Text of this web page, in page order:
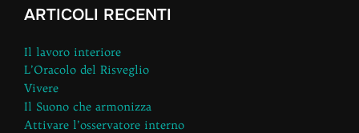
ARTICOLI RECENTI
Il lavoro interiore
L’Oracolo del Risveglio
Vivere
Il Suono che armonizza
Attivare l’osservatore interno